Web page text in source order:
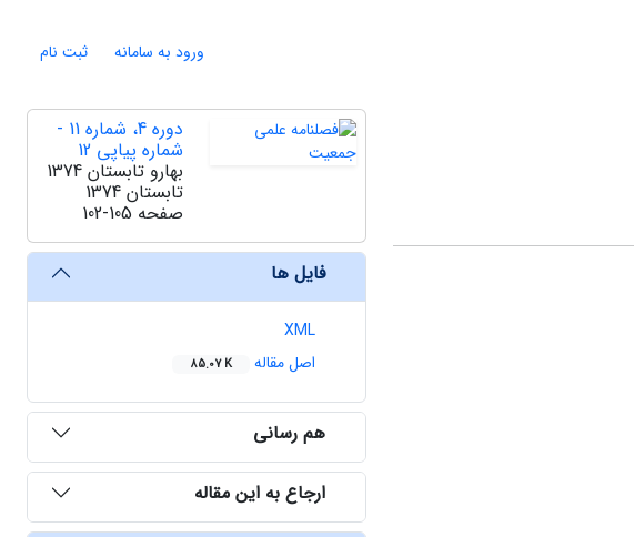
ورود به سامانه ثبت نام
دوره 4، شماره 11 -
شماره پیاپی 12
بهارو تابستان 1374
تابستان 1374
صفحه 102-105
فایل ها
XML
اصل مقاله
85.07 K
هم رسانی
ارجاع به این مقاله